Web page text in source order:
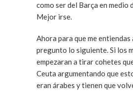
como ser del Barça en medio
Mejor irse.
Ahora para que me entiendas
pregunto lo siguiente. Si los
empezaran a tirar cohetes
Ceuta argumentando que
eran árabes y tienen que